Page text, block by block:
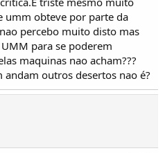
umm obteve por parte da
percebo muito disto mas
para se poderem
maquinas nao acham???
outros desertos nao é?